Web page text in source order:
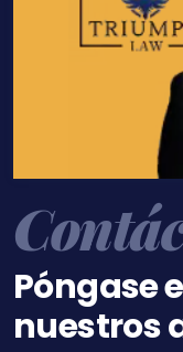
Póngase
nuestros